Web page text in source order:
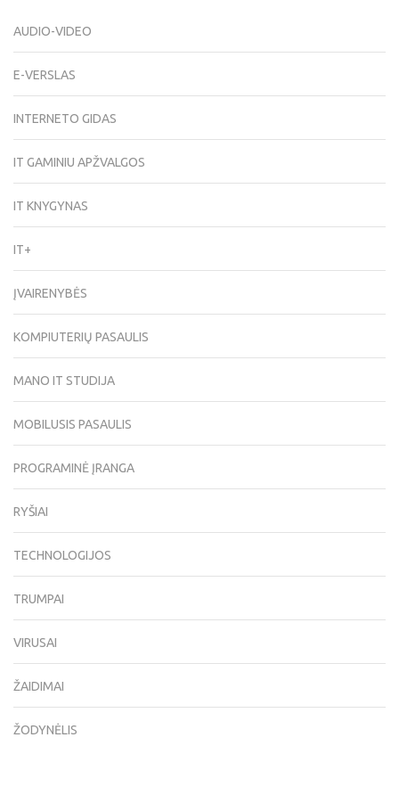
AUDIO-VIDEO
E-VERSLAS
INTERNETO GIDAS
IT GAMINIU APŽVALGOS
IT KNYGYNAS
IT+
ĮVAIRENYBĖS
KOMPIUTERIŲ PASAULIS
MANO IT STUDIJA
MOBILUSIS PASAULIS
PROGRAMINĖ ĮRANGA
RYŠIAI
TECHNOLOGIJOS
TRUMPAI
VIRUSAI
ŽAIDIMAI
ŽODYNĖLIS